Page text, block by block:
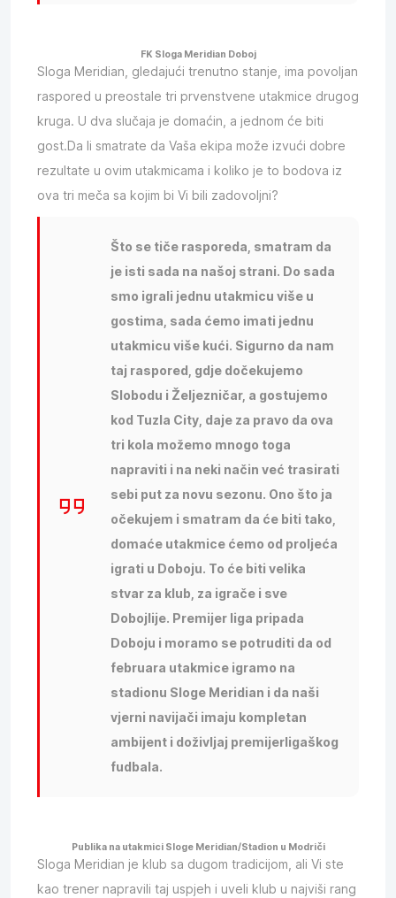
FK Sloga Meridian Doboj
Sloga Meridian, gledajući trenutno stanje, ima povoljan
raspored u preostale tri prvenstvene utakmice drugog
kruga. U dva slučaja je domaćin, a jednom će biti
gost.Da li smatrate da Vaša ekipa može izvući dobre
rezultate u ovim utakmicama i koliko je to bodova iz
ova tri meča sa kojim bi Vi bili zadovoljni?
Što se tiče rasporeda, smatram da
je isti sada na našoj strani. Do sada
smo igrali jednu utakmicu više u
gostima, sada ćemo imati jednu
utakmicu više kući. Sigurno da nam
taj raspored, gdje dočekujemo
Slobodu i Željezničar, a gostujemo
kod Tuzla City, daje za pravo da ova
tri kola možemo mnogo toga
napraviti i na neki način već trasirati
sebi put za novu sezonu. Ono što ja
očekujem i smatram da će biti tako,
domaće utakmice ćemo od proljeća
igrati u Doboju. To će biti velika
stvar za klub, za igrače i sve
Dobojlije. Premijer liga pripada
Doboju i moramo se potruditi da od
februara utakmice igramo na
stadionu Sloge Meridian i da naši
vjerni navijači imaju kompletan
ambijent i doživljaj premijerligaškog
fudbala.
Publika na utakmici Sloge Meridian/Stadion u Modriči
Sloga Meridian je klub sa dugom tradicijom, ali Vi ste
kao trener napravili taj uspjeh i uveli klub u najviši rang